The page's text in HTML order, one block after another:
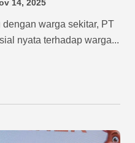
14, 2025
nyata terhadap warga...